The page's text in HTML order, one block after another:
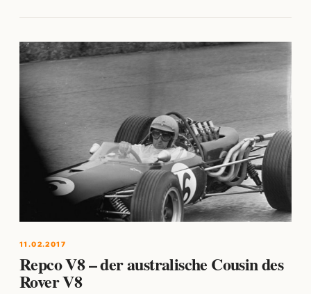
11.02.2017
Repco V8 – der australische Cousin des
Rover V8